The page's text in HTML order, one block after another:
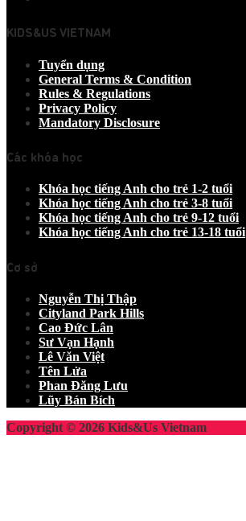
KIDS&US VIETNAM
Tuyển dụng
General Terms & Condition
Rules & Regulations
Privacy Policy
Mandatory Disclosure
Các khóa học
Khóa học tiếng Anh cho trẻ 1-2 tuổi
Khóa học tiếng Anh cho trẻ 3-8 tuổi
Khóa học tiếng Anh cho trẻ 9-12 tuổi
Khóa học tiếng Anh cho trẻ 13-18 tuổi
Cơ sở
Nguyễn Thị Thập
Cityland Park Hills
Cao Đức Lân
Sư Vạn Hạnh
Lê Văn Việt
Tên Lửa
Phan Đăng Lưu
Lũy Bán Bích
Copyright © 2026 Kids&Us Vietnam